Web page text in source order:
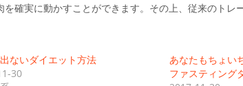
確実に動かすことができます。その上、従来のトレ
ないダイエット方法
30
あなたもちょい
ファスティング